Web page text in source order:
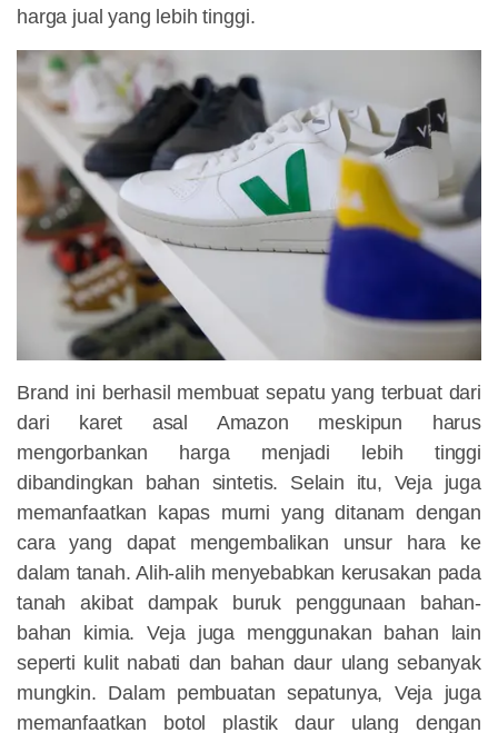
harga jual yang lebih tinggi.
Brand ini berhasil membuat sepatu yang terbuat dari
dari karet asal Amazon meskipun harus
mengorbankan harga menjadi lebih tinggi
dibandingkan bahan sintetis. Selain itu, Veja juga
memanfaatkan kapas murni yang ditanam dengan
cara yang dapat mengembalikan unsur hara ke
dalam tanah. Alih-alih menyebabkan kerusakan pada
tanah akibat dampak buruk penggunaan bahan-
bahan kimia. Veja juga menggunakan bahan lain
seperti kulit nabati dan bahan daur ulang sebanyak
mungkin. Dalam pembuatan sepatunya, Veja juga
memanfaatkan botol plastik daur ulang dengan